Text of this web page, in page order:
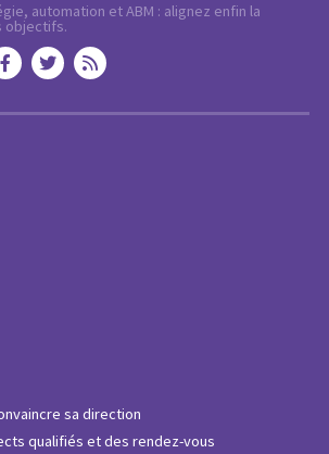
automation et ABM : alignez enfin la
objectifs.
sa direction
qualifiés et des rendez-vous